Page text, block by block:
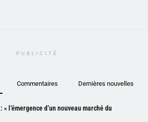
PUBLICITÉ
Commentaires Dernières nouvelles
« l’émergence d’un nouveau marché du